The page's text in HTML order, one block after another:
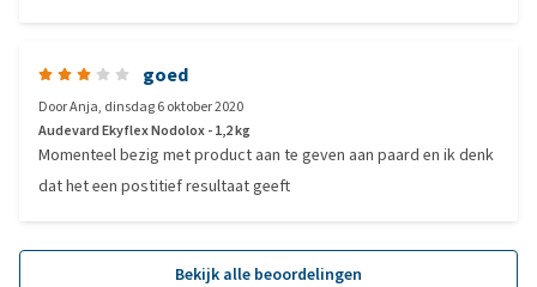
goed
DoorAnja, dinsdag 6 oktober 2020
Audevard Ekyflex Nodolox - 1,2 kg
Momenteel bezig met product aan te geven aan paard en ik denk
dat het een postitief resultaat geeft
Bekijk alle beoordelingen